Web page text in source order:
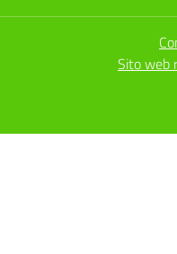
Sito web